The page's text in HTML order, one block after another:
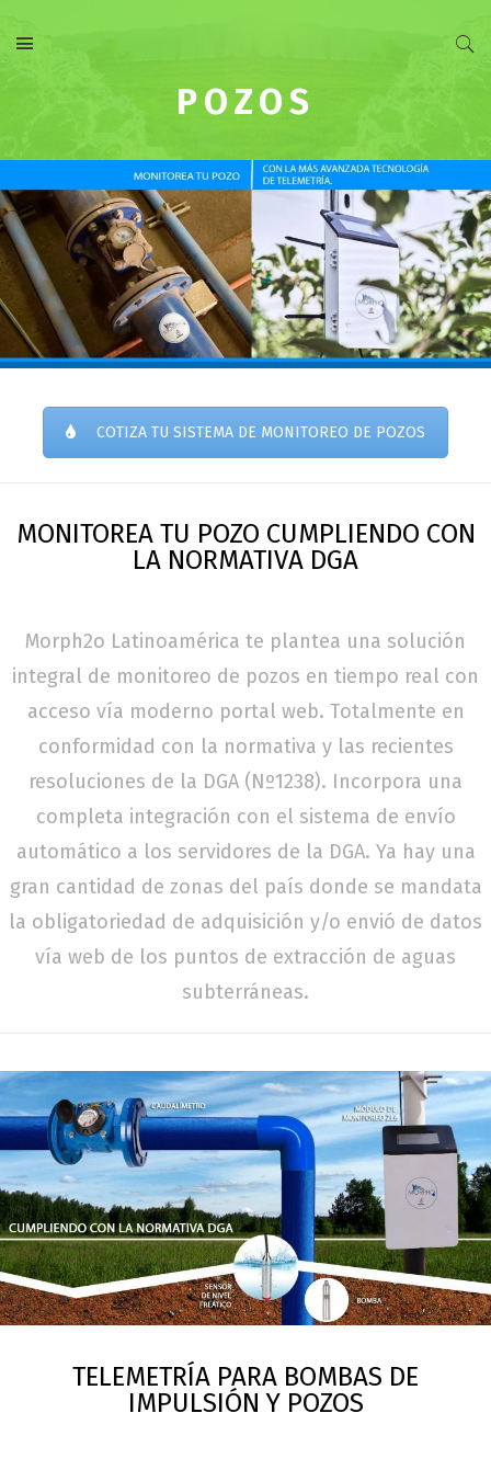
POZOS
COTIZA TU SISTEMA DE MONITOREO DE POZOS
MONITOREA TU POZO CUMPLIENDO CON
LA NORMATIVA DGA
Morph2o Latinoamérica te plantea una solución
integral de monitoreo de pozos en tiempo real con
acceso vía moderno portal web. Totalmente en
conformidad con la normativa y las recientes
resoluciones de la DGA (Nº1238). Incorpora una
completa integración con el sistema de envío
automático a los servidores de la DGA. Ya hay una
gran cantidad de zonas del país donde se mandata
la obligatoriedad de adquisición y/o envió de datos
vía web de los puntos de extracción de aguas
subterráneas.
TELEMETRÍA PARA BOMBAS DE
IMPULSIÓN Y POZOS